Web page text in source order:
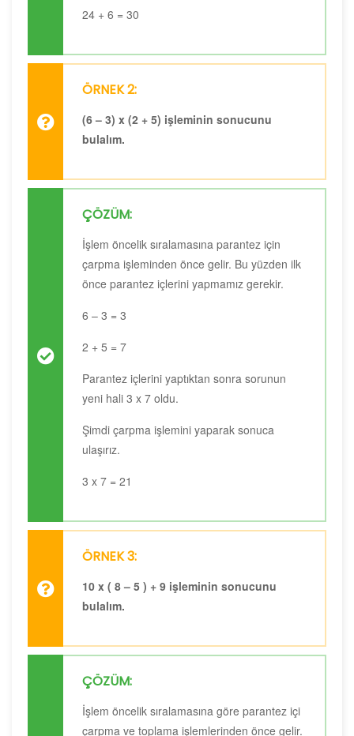
24 + 6 = 30
ÖRNEK 2:
(6 – 3) x (2 + 5) işleminin sonucunu
bulalım.
ÇÖZÜM:
İşlem öncelik sıralamasına parantez için
çarpma işleminden önce gelir. Bu yüzden ilk
önce parantez içlerini yapmamız gerekir.
6 – 3 = 3
2 + 5 = 7
Parantez içlerini yaptıktan sonra sorunun
yeni hali 3 x 7 oldu.
Şimdi çarpma işlemini yaparak sonuca
ulaşırız.
3 x 7 = 21
ÖRNEK 3:
10 x ( 8 – 5 ) + 9 işleminin sonucunu
bulalım.
ÇÖZÜM:
İşlem öncelik sıralamasına göre parantez içi
çarpma ve toplama işlemlerinden önce gelir.